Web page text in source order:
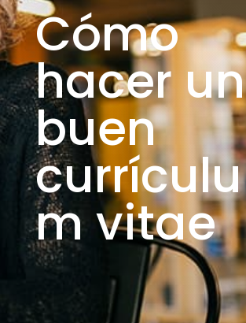
Cómo
hacer un
buen
currículu
m vitae